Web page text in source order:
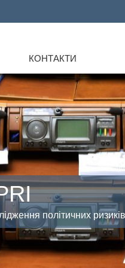
КОНТАКТИ
політичних ризиків